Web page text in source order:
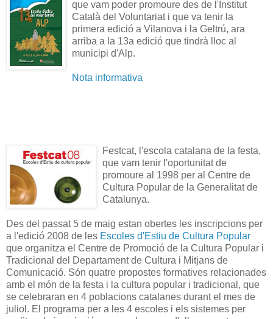
que vam poder promoure des de l'Institut
Català del Voluntariat i que va tenir la
primera edició a Vilanova i la Geltrú, ara
arriba a la 13a edició que tindrà lloc al
municipi d'Alp.
Nota informativa
Festcat, l'escola catalana de la festa,
que vam tenir l'oportunitat de
promoure al 1998 per al Centre de
Cultura Popular de la Generalitat de
Catalunya.
Des del passat 5 de maig estan obertes les inscripcions per
a l'edició 2008 de les Escoles d'Estiu de Cultura Popular
que organitza el Centre de Promoció de la Cultura Popular i
Tradicional del Departament de Cultura i Mitjans de
Comunicació. Són quatre propostes formatives relacionades
amb el món de la festa i la cultura popular i tradicional, que
se celebraran en 4 poblacions catalanes durant el mes de
juliol. El programa per a les 4 escoles i els sistemes per